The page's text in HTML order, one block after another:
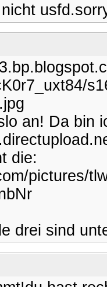
an! Da bin
die:
pictures/
drei sind